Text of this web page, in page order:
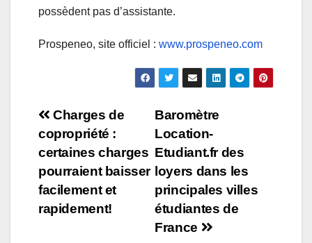
possèdent pas d’assistante.
Prospeneo, site officiel : www.prospeneo.com
Navigation
de
l’article
Baromètre
Location-
Etudiant.fr des
loyers dans les
principales villes
étudiantes de
France
Charges de
copropriété :
certaines charges
pourraient baisser
facilement et
rapidement!